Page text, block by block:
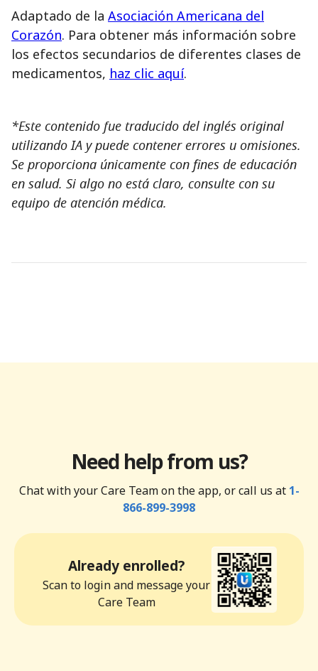
Adaptado de la Asociación Americana del
Corazón. Para obtener más información sobre
los efectos secundarios de diferentes clases de
medicamentos, haz clic aquí.
*Este contenido fue traducido del inglés original
utilizando IA y puede contener errores u omisiones.
Se proporciona únicamente con fines de educación
en salud. Si algo no está claro, consulte con su
equipo de atención médica.
Need help from us?
Chat with your Care Team on the app, or call us at 1-
866-899-3998
Already enrolled?
Scan to login and message your
Care Team